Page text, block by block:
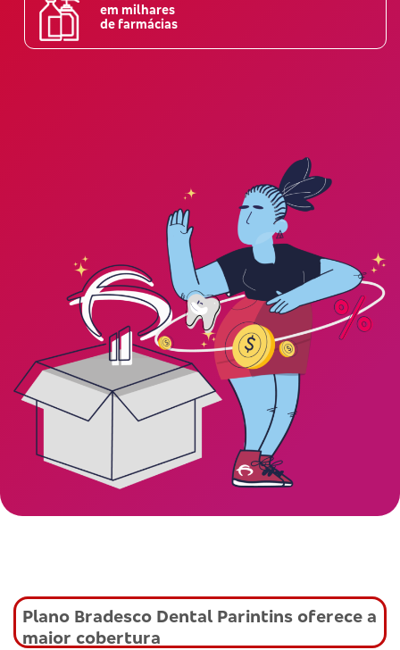
em milhares
de farmácias
Plano Bradesco Dental Parintins oferece a
maior cobertura